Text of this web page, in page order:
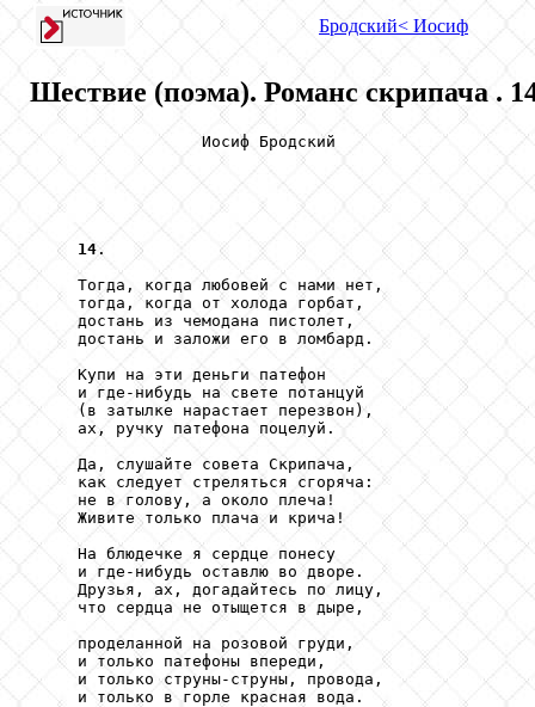
Бродский< Иосиф
Шествие (поэма). Романс скрипача .
                  Иосиф Бродский
14.
     Тогда, когда любовей с нами нет,
     тогда, когда от холода горбат,
     достань из чемодана пистолет,
     достань и заложи его в ломбард.
     Купи на эти деньги патефон
     и где-нибудь на свете потанцуй
     (в затылке нарастает перезвон),
     ах, ручку патефона поцелуй.
     Да, слушайте совета Скрипача,
     как следует стреляться сгоряча:
     не в голову, а около плеча!
     Живите только плача и крича!
     На блюдечке я сердце понесу
     и где-нибудь оставлю во дворе.
     Друзья, ах, догадайтесь по лицу,
     что сердца не отыщется в дыре,
     проделанной на розовой груди,
     и только патефоны впереди,
     и только струны-струны, провода,
     и только в горле красная вода.